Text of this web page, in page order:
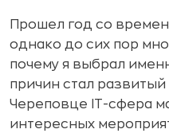
Прошел год со
однако до сих пор
почему я выбрал
причин стал
Череповце IT-сфера
интересных